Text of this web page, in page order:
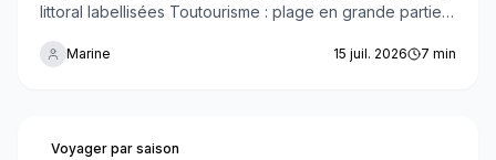
littoral labellisées Toutourisme : plage en grande partie
hôtels habitués aux séjours canins. Zones autorisées,
Marine 15 juil. 2026 7 min
Voyager par saison